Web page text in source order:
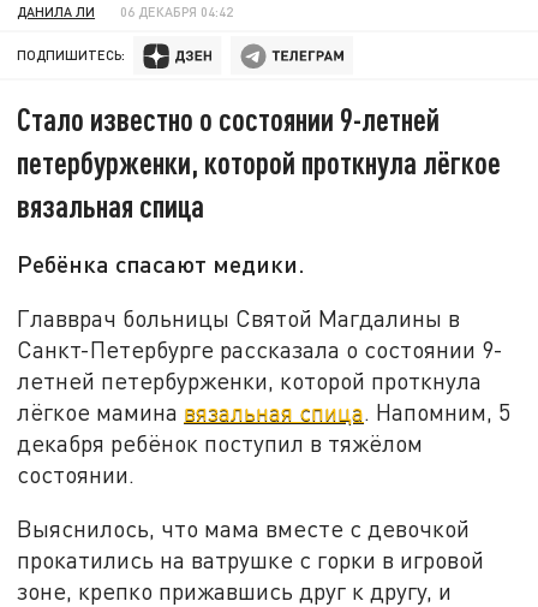
ДАНИЛА ЛИ 06 ДЕКАБРЯ 04:42
ПОДПИШИТЕСЬ:
Стало известно о состоянии 9-летней
петербурженки, которой проткнула лёгкое
вязальная спица
Ребёнка спасают медики.
Главврач больницы Святой Магдалины в
Санкт-Петербурге рассказала о состоянии 9-
летней петербурженки, которой проткнула
лёгкое мамина вязальная спица. Напомним, 5
декабря ребёнок поступил в тяжёлом
состоянии.
Выяснилось, что мама вместе с девочкой
прокатились на ватрушке с горки в игровой
зоне, крепко прижавшись друг к другу, и